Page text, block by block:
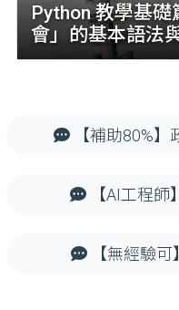
Python 教學基
會」的基本語法
【補助80%
【AI工程
【無經驗